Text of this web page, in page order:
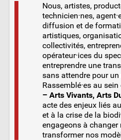
Nous, artistes,
technicien·nes,
diffusion et de
artistiques,
collectivités,
opérateur·ices du
entreprendre une
sans attendre pour
Rassemblé·es au
– Arts Vivants, Arts
acte des enjeux liés
et à la crise de la
engageons à
transformer nos